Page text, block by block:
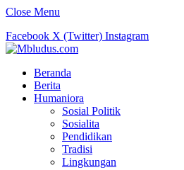
Close Menu
Facebook X (Twitter) Instagram
Beranda
Berita
Humaniora
Sosial Politik
Sosialita
Pendidikan
Tradisi
Lingkungan